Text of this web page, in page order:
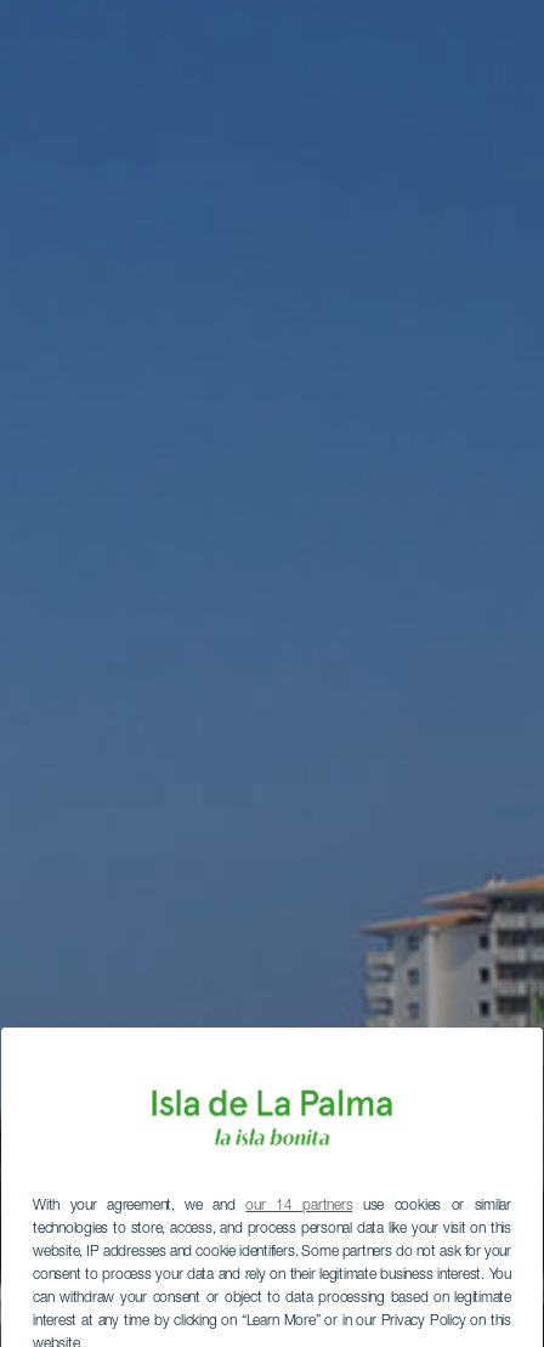
With your agreement, we andour 14 partnersuse cookies or similar
technologies to store, access, and process personal data like your visit on this
website, IP addresses and cookie identifiers. Some partners do not ask for your
consent to process your data and rely on their legitimate business interest. You
can withdraw your consent or object to data processing based on legitimate
interest at any time by clicking on “Learn More” or in our Privacy Policy on this